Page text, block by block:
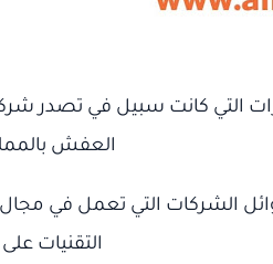
التي كانت سبيل في تصدر
العفش
الشركات التي تعمل في مجال
التقنيات